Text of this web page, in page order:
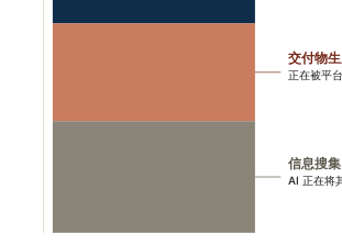
交付物
正在被平
信息搜
AI 正在将